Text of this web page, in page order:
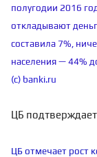
полугодии 2016
откладывают
составила 7%,
населения — 44%
(с) banki.ru
ЦБ
ЦБ отмечает рост